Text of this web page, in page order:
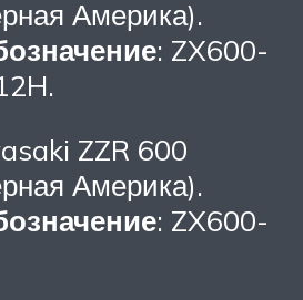
Америка).
: ZX600-
ZZR 600
Америка).
: ZX600-